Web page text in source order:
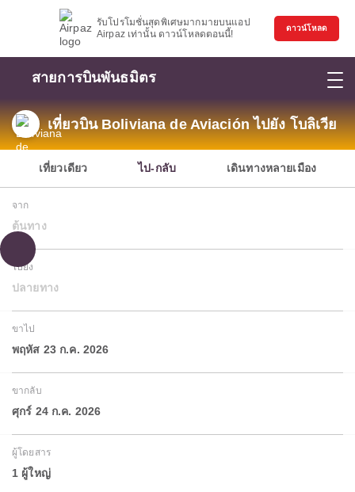
รับโปรโมชั่นสุดพิเศษมากมายบนแอป
Airpaz เท่านั้น ดาวน์โหลดตอนนี้!
ดาวน์โหลด
สายการบินพันธมิตร
เที่ยวบิน Boliviana de Aviación ไปยัง โบลิเวีย
เที่ยวเดียว ไป-กลับ เดินทางหลายเมือง
จาก
ต้นทาง
ไปยัง
ปลายทาง
ขาไป
พฤหัส 23 ก.ค. 2026
ขากลับ
ศุกร์ 24 ก.ค. 2026
ผู้โดยสาร
1 ผู้ใหญ่